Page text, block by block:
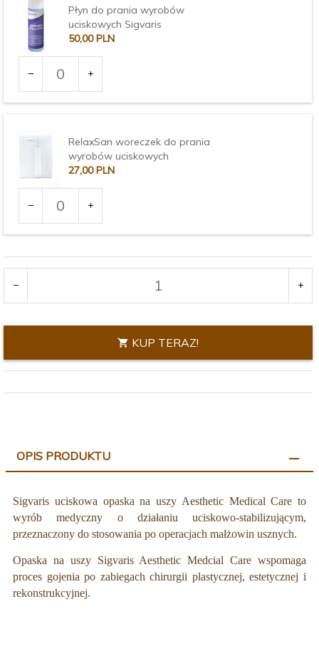
Płyn do prania wyrobów
uciskowych Sigvaris
50,00 PLN
dla
produktu
1903
RelaxSan woreczek do prania
wyrobów uciskowych
27,00 PLN
dla
produktu
3681
KUP TERAZ!
OPIS PRODUKTU
Sigvaris uciskowa opaska na uszy Aesthetic Medical Care to
wyrób medyczny o działaniu uciskowo-stabilizującym,
przeznaczony do stosowania po operacjach małżowin usznych.
Opaska na uszy Sigvaris Aesthetic Medcial Care wspomaga
proces gojenia po zabiegach chirurgii plastycznej, estetycznej i
rekonstrukcyjnej.